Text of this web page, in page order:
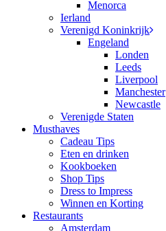
Menorca
Ierland
Verenigd Koninkrijk
Engeland
Londen
Leeds
Liverpool
Manchester
Newcastle
Verenigde Staten
Musthaves
Cadeau Tips
Eten en drinken
Kookboeken
Shop Tips
Dress to Impress
Winnen en Korting
Restaurants
Amsterdam